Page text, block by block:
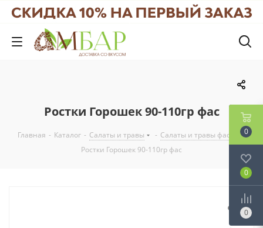
Ростки Горошек 90-110гр фас
Главная - Каталог - Салаты и травы - Салаты и травы фас
-
Ростки Горошек 90-110гр фас
0
0
0